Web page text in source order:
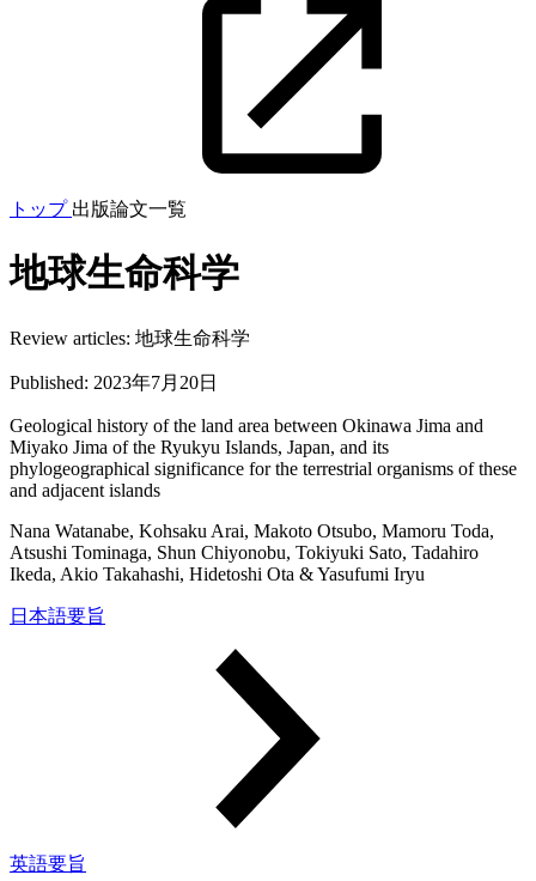
トップ 出版論文一覧
地球生命科学
Review articles: 地球生命科学
Published: 2023年7月20日
Geological history of the land area between Okinawa Jima and
Miyako Jima of the Ryukyu Islands, Japan, and its
phylogeographical significance for the terrestrial organisms of these
and adjacent islands
Nana Watanabe, Kohsaku Arai, Makoto Otsubo, Mamoru Toda,
Atsushi Tominaga, Shun Chiyonobu, Tokiyuki Sato, Tadahiro
Ikeda, Akio Takahashi, Hidetoshi Ota & Yasufumi Iryu
日本語要旨
英語要旨